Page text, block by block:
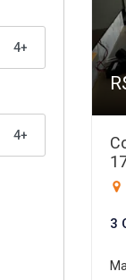
4+
4+
3